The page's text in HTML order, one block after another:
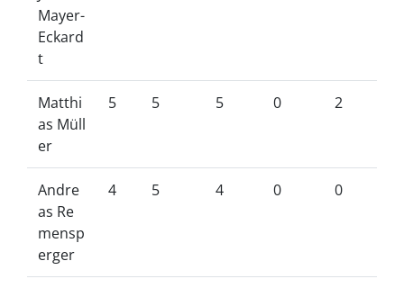
Mayer-
Eckard
t
Matthi
as Müll
er
5 5 5 0 2
Andre
as Re
mensp
erger
4 5 4 0 0